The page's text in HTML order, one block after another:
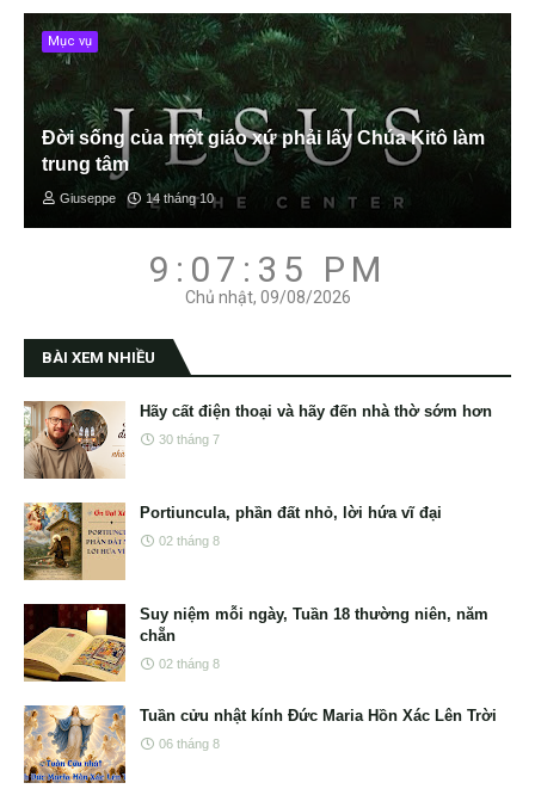
Mục vụ
Đời sống của một giáo xứ phải lấy Chúa Kitô làm
trung tâm
Giuseppe 14 tháng 10
9:07:36 PM
Chủ nhật, 09/08/2026
BÀI XEM NHIỀU
Hãy cất điện thoại và hãy đến nhà thờ sớm hơn
30 tháng 7
Portiuncula, phần đất nhỏ, lời hứa vĩ đại
02 tháng 8
Suy niệm mỗi ngày, Tuần 18 thường niên, năm
chẵn
02 tháng 8
Tuần cửu nhật kính Đức Maria Hồn Xác Lên Trời
06 tháng 8